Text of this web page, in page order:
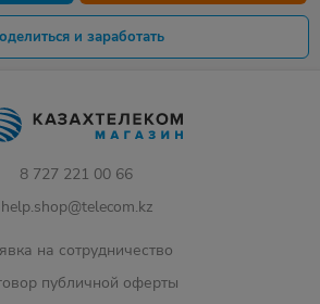
и заработать
8 727 221 00 66
help.shop@telecom.kz
на сотрудничество
публичной оферты